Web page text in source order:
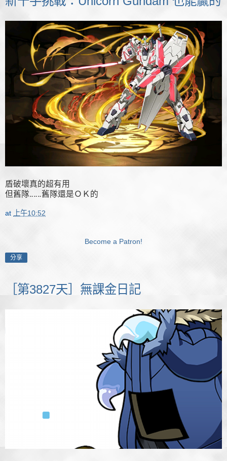
盾破壞真的超有用
但舊隊‥‥‥舊隊還是ＯＫ的
at 上午10:52
Become a Patron!
分享
［第3827天］無課金日記